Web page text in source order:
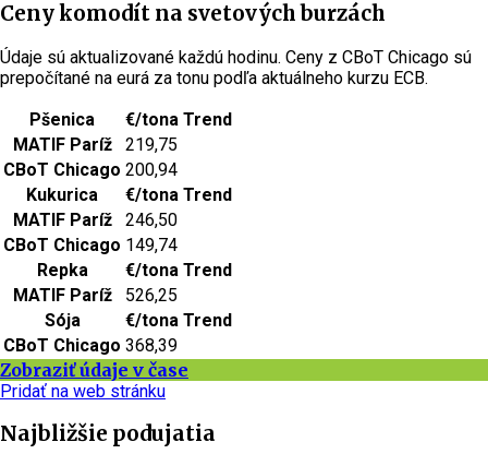
Ceny komodít na svetových burzách
Údaje sú aktualizované každú hodinu. Ceny z CBoT Chicago sú
prepočítané na eurá za tonu podľa aktuálneho kurzu ECB.
Pšenica
€/tona Trend
MATIF Paríž
219,75
CBoT Chicago 200,94
Kukurica
€/tona Trend
MATIF Paríž
246,50
CBoT Chicago 149,74
Repka
€/tona Trend
MATIF Paríž
526,25
Sója
€/tona Trend
CBoT Chicago 368,39
Zobraziť údaje v čase
Pridať na web stránku
Najbližšie podujatia